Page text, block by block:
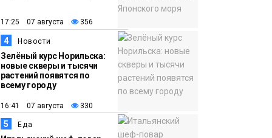
Общество
Как в Норильске
помогают женщинам
из исправительного
центра
адаптироваться к
жизни
17:25 07 августа 356
4 Новости
Зелёный курс Норильска:
новые скверы и тысячи
растений появятся по
всему городу
16:41 07 августа 330
5 Еда